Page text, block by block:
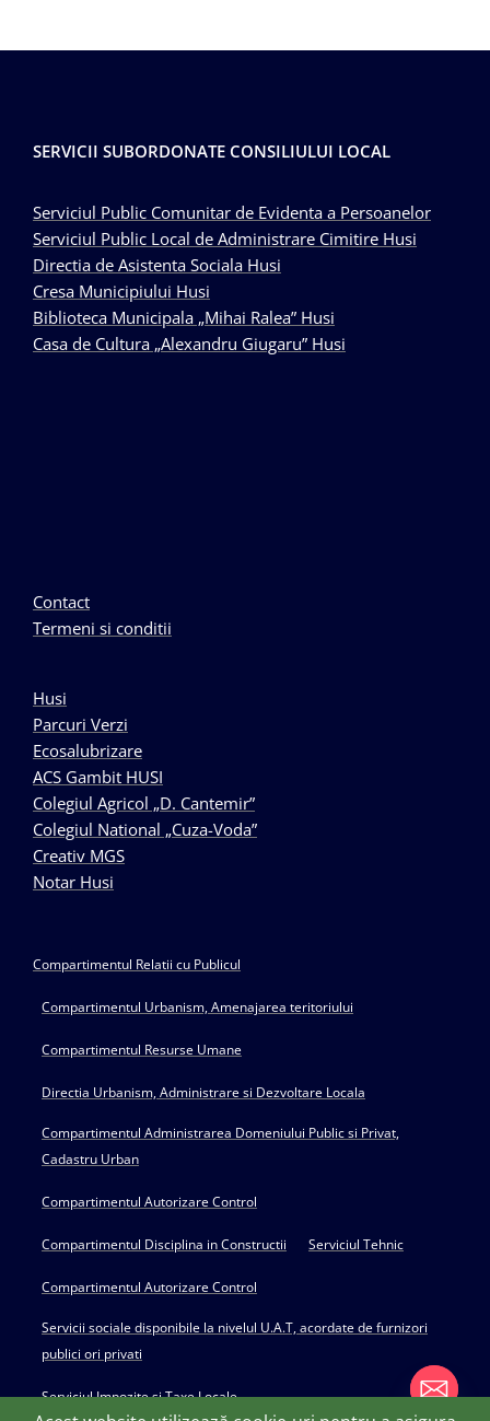
SERVICII SUBORDONATE CONSILIULUI LOCAL
Serviciul Public Comunitar de Evidenta a Persoanelor
Serviciul Public Local de Administrare Cimitire Husi
Directia de Asistenta Sociala Husi
Cresa Municipiului Husi
Biblioteca Municipala „Mihai Ralea” Husi
Casa de Cultura „Alexandru Giugaru” Husi
Contact
Termeni si conditii
Husi
Parcuri Verzi
Ecosalubrizare
ACS Gambit HUSI
Colegiul Agricol „D. Cantemir”
Colegiul National „Cuza-Voda”
Creativ MGS
Notar Husi
Compartimentul Relatii cu Publicul
Compartimentul Urbanism, Amenajarea teritoriului
Compartimentul Resurse Umane
Directia Urbanism, Administrare si Dezvoltare Locala
Compartimentul Administrarea Domeniului Public si Privat,
Cadastru Urban
Compartimentul Autorizare Control
Compartimentul Disciplina in Constructii Serviciul Tehnic
Compartimentul Autorizare Control
Servicii sociale disponibile la nivelul U.A.T, acordate de furnizori
publici ori privati
Serviciul Impozite si Taxe Locale